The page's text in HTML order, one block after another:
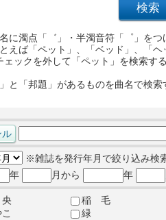
に濁点「゛」・半濁音符「゜」を
えば「ペット」、「ベッド」、「
ェックを外して「ペット」を検索
と「邦題」があるものを曲名で検
※雑誌を発行年月で絞り込み検
年
月から 年
稲 毛
緑